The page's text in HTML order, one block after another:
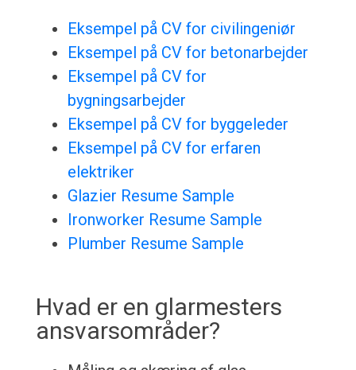
Eksempel på CV for civilingeniør
Eksempel på CV for betonarbejder
Eksempel på CV for
bygningsarbejder
Eksempel på CV for byggeleder
Eksempel på CV for erfaren
elektriker
Glazier Resume Sample
Ironworker Resume Sample
Plumber Resume Sample
Hvad er en glarmesters
ansvarsområder?